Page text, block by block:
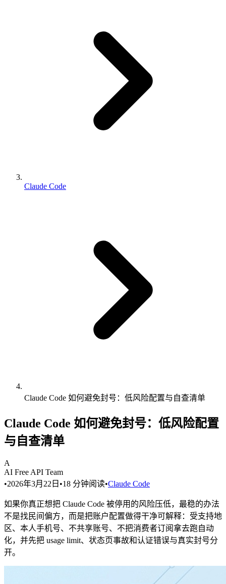
Claude Code
Claude Code 如何避免封号：低风险配置与自查清单
Claude Code 如何避免封号：低风险配置
与自查清单
A
AI Free API Team
•2026年3月22日 •18 分钟阅读•Claude Code
如果你真正想把 Claude Code 被停用的风险压低，最稳的办法
不是找民间偏方，而是把账户配置做得干净可解释：受支持地
区、本人手机号、不共享账号、不把消费者订阅拿去跑自动
化，并先把 usage limit、状态页事故和认证错误与真实封号分
开。